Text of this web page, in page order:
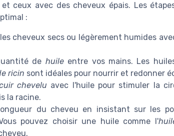
ceux avec des cheveux épais. Les
:
cheveux secs ou légèrement humides
de huileentre vos mains. Les
ricin sont idéales pour nourrir et redonner
chevelu avec l'huile pour stimuler la
la racine.
du cheveu en insistant sur les
pouvez choisir une huile comme l'